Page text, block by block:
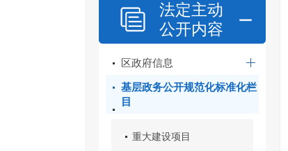
法定主动
公开内容
区政府信息
基层政务公开规范化标准化栏
目
重大建设项目